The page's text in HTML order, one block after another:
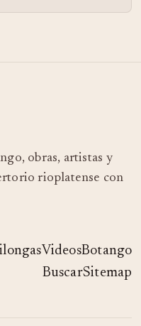
obras, artistas y
rioplatense con
VideosBotango
BuscarSitemap